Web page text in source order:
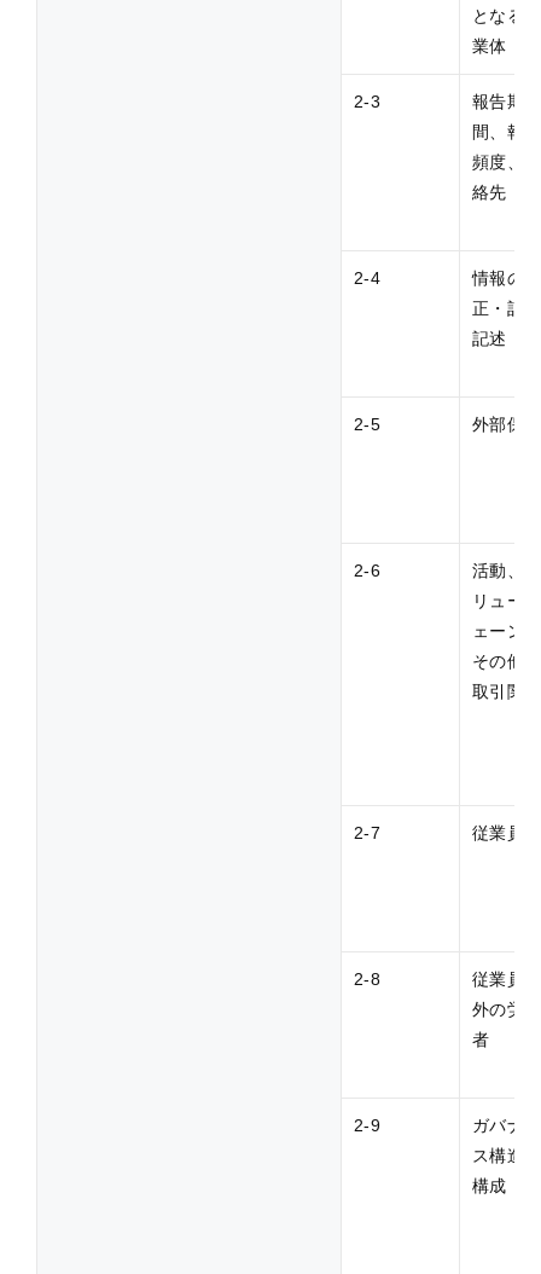
となる
業体
2-3
報告期
間、報
頻度、
絡先
2-4
情報の
正・訂
記述
2-5 外部保
2-6
活動、
リュー
ェーン
その他
取引関
2-7 従業員
2-8
従業員
外の労
者
2-9
ガバナ
ス構造
構成